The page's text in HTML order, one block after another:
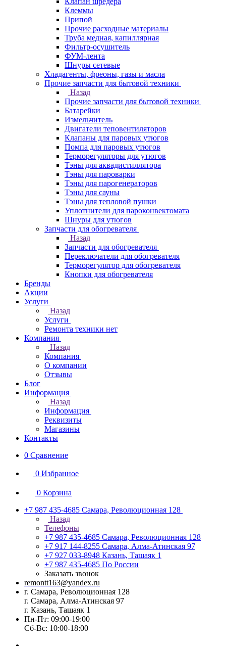
Клеммы
Припой
Прочие расходные материалы
Труба медная, капиллярная
Фильтр-осушитель
ФУМ-лента
Шнуры сетевые
Хладагенты, фреоны, газы и масла
Прочие запчасти для бытовой техники
Назад
Прочие запчасти для бытовой техники
Батарейки
Измельчитель
Двигатели теповентиляторов
Клапаны для паровых утюгов
Помпа для паровых утюгов
Терморегуляторы для утюгов
Тэны для аквадистиллятора
Тэны для пароварки
Тэны для парогенераторов
Тэны для сауны
Тэны для тепловой пушки
Уплотнители для пароконвектомата
Шнуры для утюгов
Запчасти для обогревателя
Назад
Запчасти для обогревателя
Переключатели для обогревателя
Терморегулятор для обогревателя
Кнопки для обогревателя
Бренды
Акции
Услуги
Назад
Услуги
Ремонта техники нет
Компания
Назад
Компания
О компании
Отзывы
Блог
Информация
Назад
Информация
Реквизиты
Магазины
Контакты
0 Сравнение
0 Избранное
0 Корзина
+7 987 435-4685 Самара, Революционная 128
Назад
Телефоны
+7 987 435-4685 Самара, Революционная 128
+7 917 144-8255 Самара, Алма-Атинская 97
+7 927 033-8948 Казань, Ташаяк 1
+7 987 435-4685 По России
Заказать звонок
remontt163@yandex.ru
г. Самара, Революционная 128
г. Самара, Алма-Атинская 97
г. Казань, Ташаяк 1
Пн-Пт: 09:00-19:00
Сб-Вс: 10:00-18:00